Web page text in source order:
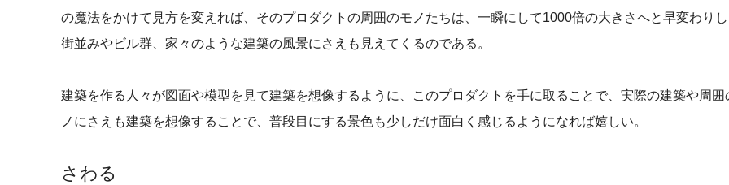
の魔法をかけて見方を変えれば、そのプロダクトの周囲のモノたちは、一瞬にして1000倍の大きさへと早変わり
街並みやビル群、家々のような建築の風景にさえも見えてくるのである。
建築を作る人々が図面や模型を見て建築を想像するように、このプロダクトを手に取ることで、実際の建築や周囲
ノにさえも建築を想像することで、普段目にする景色も少しだけ面白く感じるようになれば嬉しい。
さわる